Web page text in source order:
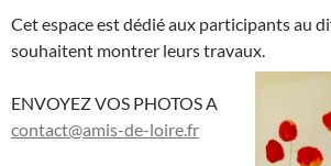
Cet espace est dédié aux participants au
souhaitent montrer leurs travaux.
ENVOYEZ VOS PHOTOS A
contact@amis-de-loire.fr